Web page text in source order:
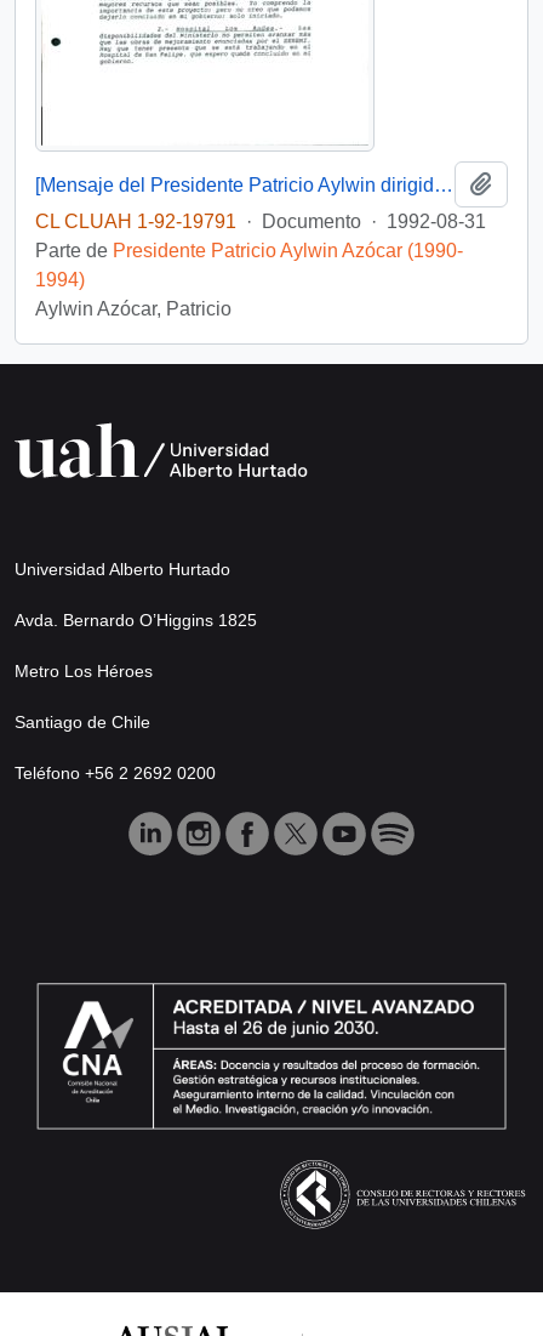
[Mensaje del Presidente Patricio Aylwin dirigido al Intendente de la Región de Valparaíso]
CL CLUAH 1-92-19791
· Documento · 1992-08-31
Parte de Presidente Patricio Aylwin Azócar (1990-
1994)
Aylwin Azócar, Patricio
Universidad Alberto Hurtado
Avda. Bernardo O’Higgins 1825
Metro Los Héroes
Santiago de Chile
Teléfono +56 2 2692 0200